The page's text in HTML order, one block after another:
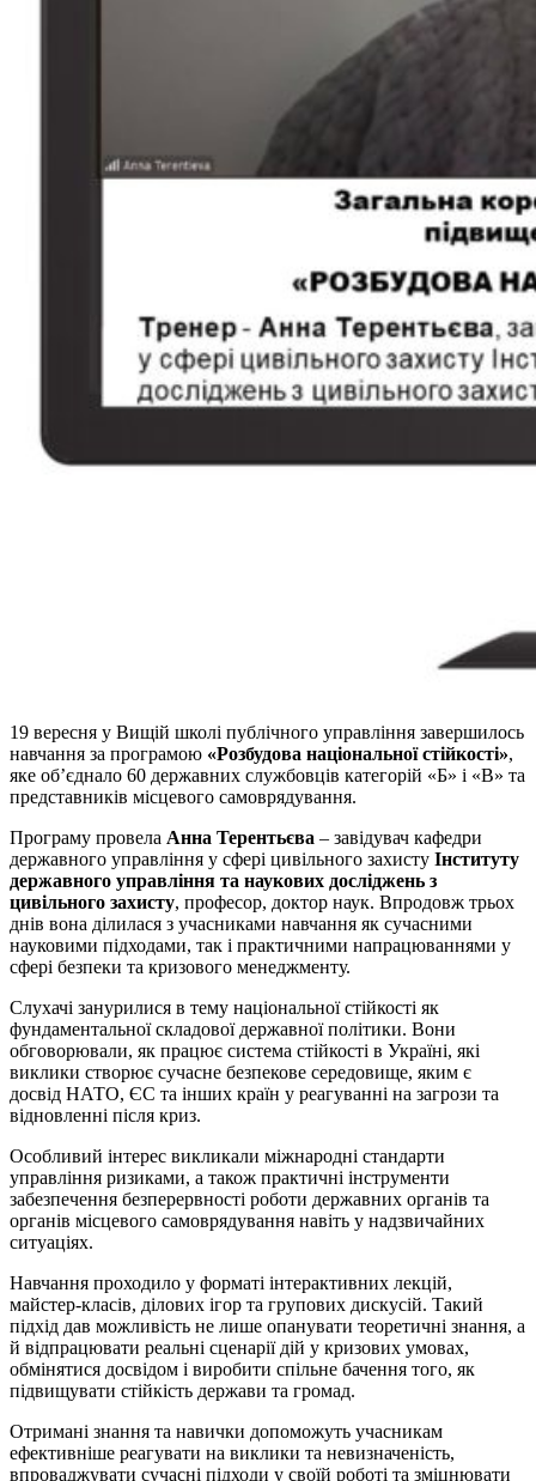
19 вересня у Вищій школі публічного управління завершилось
навчання за програмою «Розбудова національної стійкості»,
яке об’єднало 60 державних службовців категорій «Б» і «В» та
представників місцевого самоврядування.
Програму провела Анна Терентьєва – завідувач кафедри
державного управління у сфері цивільного захисту Інституту
державного управління та наукових досліджень з
цивільного захисту, професор, доктор наук. Впродовж трьох
днів вона ділилася з учасниками навчання як сучасними
науковими підходами, так і практичними напрацюваннями у
сфері безпеки та кризового менеджменту.
Слухачі занурилися в тему національної стійкості як
фундаментальної складової державної політики. Вони
обговорювали, як працює система стійкості в Україні, які
виклики створює сучасне безпекове середовище, яким є
досвід НАТО, ЄС та інших країн у реагуванні на загрози та
відновленні після криз.
Особливий інтерес викликали міжнародні стандарти
управління ризиками, а також практичні інструменти
забезпечення безперервності роботи державних органів та
органів місцевого самоврядування навіть у надзвичайних
ситуаціях.
Навчання проходило у форматі інтерактивних лекцій,
майстер-класів, ділових ігор та групових дискусій. Такий
підхід дав можливість не лише опанувати теоретичні знання, а
й відпрацювати реальні сценарії дій у кризових умовах,
обмінятися досвідом і виробити спільне бачення того, як
підвищувати стійкість держави та громад.
Отримані знання та навички допоможуть учасникам
ефективніше реагувати на виклики та невизначеність,
впроваджувати сучасні підходи у своїй роботі та зміцнювати